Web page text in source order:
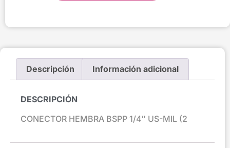
Descripción Información adicional
DESCRIPCIÓN
CONECTOR HEMBRA BSPP 1/4″ US-MIL (2